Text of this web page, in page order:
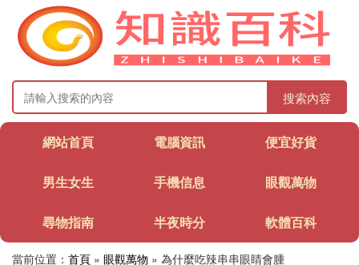
搜索內容
網站首頁 電腦資訊 便宜好貨
男生女生 手機信息 眼觀萬物
尋物指南 半夜時分 軟體百科
當前位置： 首頁 » 眼觀萬物 » 為什麼吃辣串串眼睛會腫